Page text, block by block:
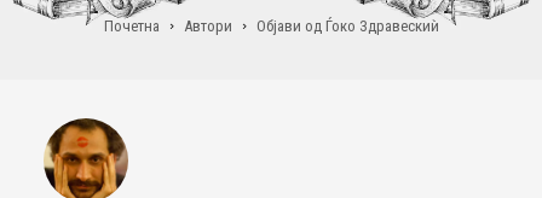
Почетна Автори Објави од Ѓоко Здравескиѝ